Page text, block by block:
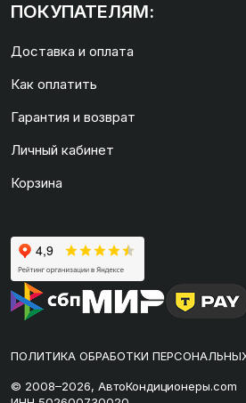
ПОКУПАТЕЛЯМ:
Доставка и оплата
Как оплатить
Гарантия и возврат
Личный кабинет
Корзина
ПОЛИТИКА ОБРАБОТКИ
© 2008–2026, АвтоКондиционеры.com